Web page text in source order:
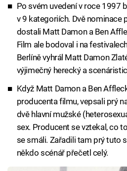
Po svém uvedení v roce 1997
v 9 kategoriích. Dvě nominace
dostali Matt Damon a Ben
Film ale bodoval i na
Berlíně vyhrál Matt Damon
výjimečný herecký a
Když Matt Damon a Ben
producenta filmu, vepsali prý
dvě hlavní mužské
sex. Producent se vztekal, co
se smáli. Zařadili tam prý tuto
někdo scénář přečetl celý.